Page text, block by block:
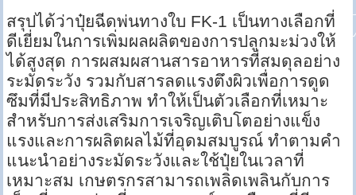
สรุปได้ว่าปุ๋ยฉีดพ่นทางใบ FK-1 เป็นทางเลือกที่
ดีเยี่ยมในการเพิ่มผลผลิตของการปลูกมะม่วงให้
ได้สูงสุด การผสมผสานสารอาหารที่สมดุลอย่าง
ระมัดระวัง รวมกับสารลดแรงตึงผิวเพื่อการดูด
ซึมที่มีประสิทธิภาพ ทำให้เป็นตัวเลือกที่เหมาะ
สำหรับการส่งเสริมการเจริญเติบโตอย่างแข็ง
แรงและการผลิตผลไม้ที่อุดมสมบูรณ์ ทำตามคำ
แนะนำอย่างระมัดระวังและใช้ปุ๋ยในเวลาที่
เหมาะสม เกษตรกรสามารถเพลิดเพลินกับการ